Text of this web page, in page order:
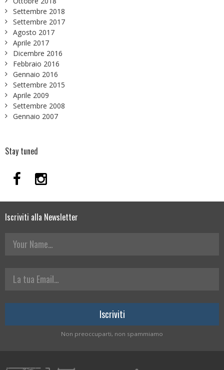
Settembre 2018
Settembre 2017
Agosto 2017
Aprile 2017
Dicembre 2016
Febbraio 2016
Gennaio 2016
Settembre 2015
Aprile 2009
Settembre 2008
Gennaio 2007
Stay tuned
Iscriviti alla Newsletter
Your Name
La tua Email
Non preoccuparti, non spammiamo